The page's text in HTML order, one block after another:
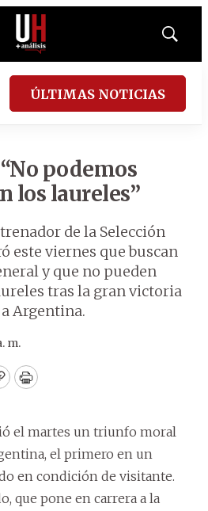
Mostrar
ÚLTIMAS NOTICIAS
podemos
los laureles”
de la Selección
este viernes que buscan
y que no pueden
tras la gran victoria
Argentina.
m.
Print
el martes un triunfo moral
el primero en un
en condición de visitante.
que pone en carrera a la